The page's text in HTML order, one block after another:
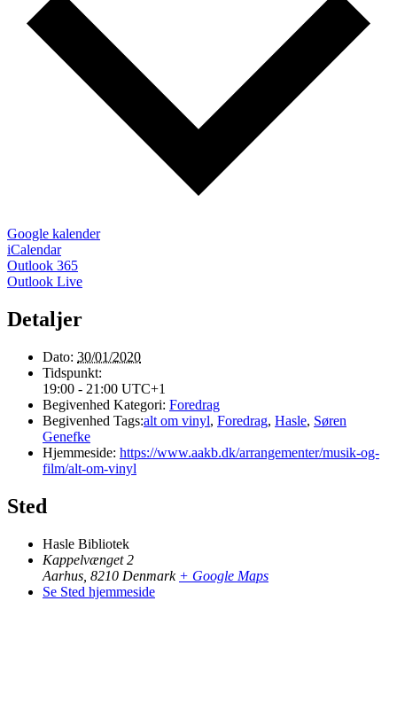
Google kalender
iCalendar
Outlook 365
Outlook Live
Detaljer
Dato: 30/01/2020
Tidspunkt:
19:00 - 21:00 UTC+1
Begivenhed Kategori: Foredrag
Begivenhed Tags:alt om vinyl, Foredrag, Hasle, Søren
Genefke
Hjemmeside: https://www.aakb.dk/arrangementer/musik-og-
film/alt-om-vinyl
Sted
Hasle Bibliotek
Kappelvænget 2
Aarhus 8210 Denmark + Google Maps
Se Sted hjemmeside